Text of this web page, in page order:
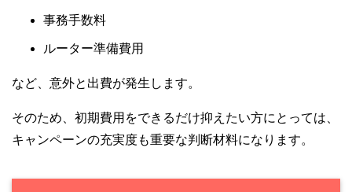
事務手数料
ルーター準備費用
など、意外と出費が発生します。
そのため、初期費用をできるだけ抑えたい方にとっては、
キャンペーンの充実度も重要な判断材料になります。